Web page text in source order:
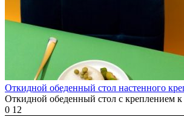
Откидной обеденный стол настенного
Откидной обеденный стол с креплением к
0 12